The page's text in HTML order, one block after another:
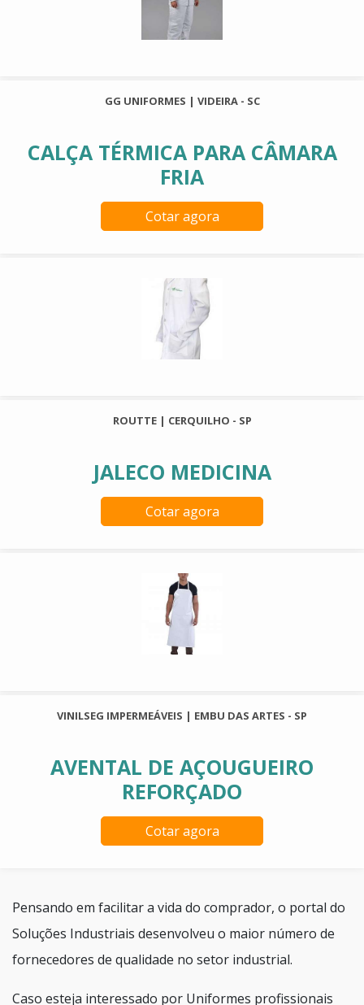
GG UNIFORMES | VIDEIRA - SC
CALÇA TÉRMICA PARA CÂMARA
FRIA
Cotar agora
ROUTTE | CERQUILHO - SP
JALECO MEDICINA
Cotar agora
VINILSEG IMPERMEÁVEIS | EMBU DAS ARTES - SP
AVENTAL DE AÇOUGUEIRO
REFORÇADO
Cotar agora
Pensando em facilitar a vida do comprador, o portal do
Soluções Industriais desenvolveu o maior número de
fornecedores de qualidade no setor industrial.
Caso esteja interessado por Uniformes profissionais